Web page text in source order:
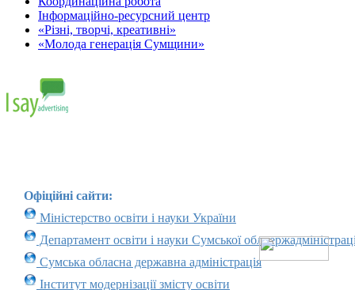
Інформаційно-ресурсний центр
«Різні, творчі, креативні»
«Молода генерація Сумщини»
Офіційні сайти:
Міністерство освіти і науки України
Департамент освіти і науки Сумської
Сумська обласна державна адміністрація
Інститут модернізації змісту освіти